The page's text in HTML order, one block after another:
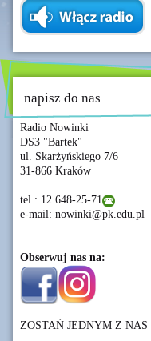
napisz do nas
Radio Nowinki
DS3 "Bartek"
ul. Skarżyńskiego 7/6
31-866 Kraków
tel.: 12 648-25-71
e-mail: nowinki@pk.edu.pl
Obserwuj nas na:
ZOSTAŃ JEDNYM Z NAS